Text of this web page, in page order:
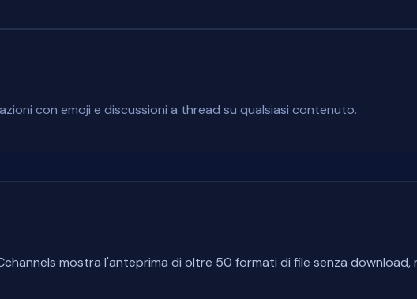
con emoji e discussioni a thread su qualsiasi contenuto.
mostra l'anteprima di oltre 50 formati di file senza download,